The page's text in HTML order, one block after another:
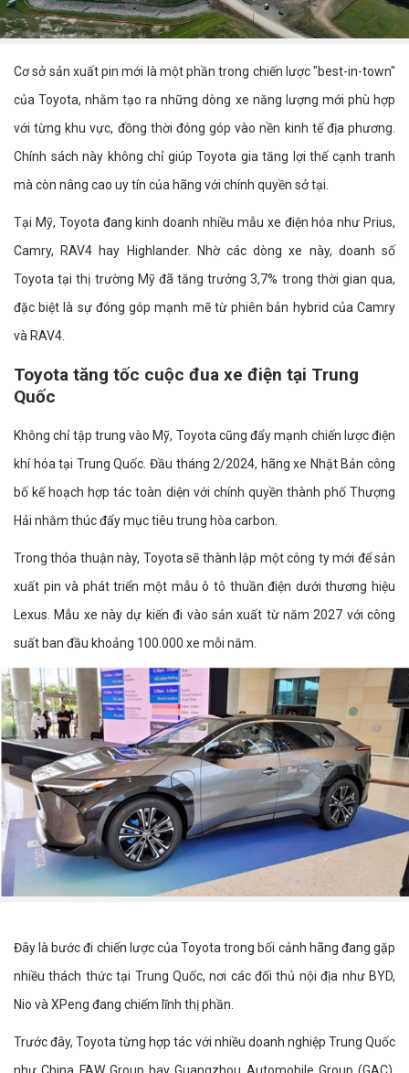
Cơ sở sản xuất pin mới là một phần trong chiến lược "best-in-town"
của Toyota, nhằm tạo ra những dòng xe năng lượng mới phù hợp
với từng khu vực, đồng thời đóng góp vào nền kinh tế địa phương.
Chính sách này không chỉ giúp Toyota gia tăng lợi thế cạnh tranh
mà còn nâng cao uy tín của hãng với chính quyền sở tại.
Tại Mỹ, Toyota đang kinh doanh nhiều mẫu xe điện hóa như Prius,
Camry, RAV4 hay Highlander. Nhờ các dòng xe này, doanh số
Toyota tại thị trường Mỹ đã tăng trưởng 3,7% trong thời gian qua,
đặc biệt là sự đóng góp mạnh mẽ từ phiên bản hybrid của Camry
và RAV4.
Toyota tăng tốc cuộc đua xe điện tại Trung
Quốc
Không chỉ tập trung vào Mỹ, Toyota cũng đẩy mạnh chiến lược điện
khí hóa tại Trung Quốc. Đầu tháng 2/2024, hãng xe Nhật Bản công
bố kế hoạch hợp tác toàn diện với chính quyền thành phố Thượng
Hải nhằm thúc đẩy mục tiêu trung hòa carbon.
Trong thỏa thuận này, Toyota sẽ thành lập một công ty mới để sản
xuất pin và phát triển một mẫu ô tô thuần điện dưới thương hiệu
Lexus. Mẫu xe này dự kiến đi vào sản xuất từ năm 2027 với công
suất ban đầu khoảng 100.000 xe mỗi năm.
Đây là bước đi chiến lược của Toyota trong bối cảnh hãng đang gặp
nhiều thách thức tại Trung Quốc, nơi các đối thủ nội địa như BYD,
Nio và XPeng đang chiếm lĩnh thị phần.
Trước đây, Toyota từng hợp tác với nhiều doanh nghiệp Trung Quốc